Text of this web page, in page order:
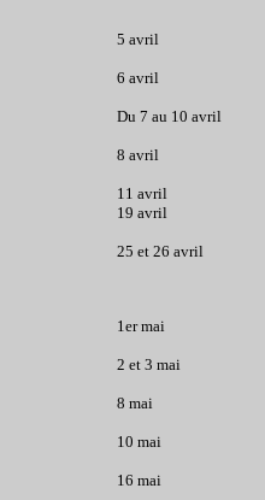
5 avril
6 avril
Du 7 au 10 avril
8 avril
11 avril
19 avril
25 et 26 avril
1er mai
2 et 3 mai
8 mai
10 mai
16 mai